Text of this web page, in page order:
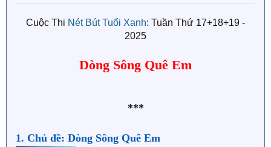
Cuộc Thi Nét Bút Tuổi Xanh: Tuần Thứ 17+18+19 -
2025
Dòng Sông Quê Em
***
1. Chủ đề: Dòng Sông Quê Em